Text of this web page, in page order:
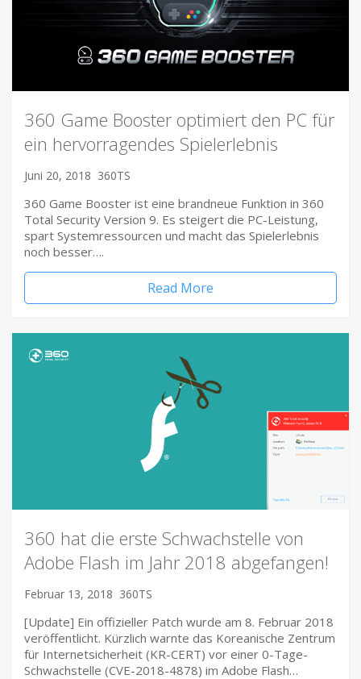
360 Game Booster optimiert den PC für
ein hervorragendes Spielerlebnis
Juni 20, 2018 360TS
360 Game Booster ist eine brandneue Funktion in 360
Total Security Version 9. Es steigert die PC-Leistung,
spart Systemressourcen und macht das Spielerlebnis
noch besser….
Read More
360 hat die erste Schwachstelle von
Adobe Flash im Jahr 2018 abgefangen!
Februar 13, 2018 360TS
[Update] Ein offizieller Patch wurde am 8. Februar 2018
veröffentlicht. Kürzlich warnte das Koreanische Zentrum
für Internetsicherheit (KR-CERT) vor einer 0-Tage-
Schwachstelle (CVE-2018-4878) im Adobe Flash…